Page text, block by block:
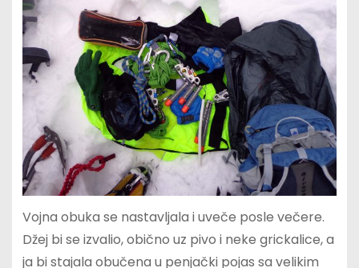
Vojna obuka se nastavljala i uveče posle večere.
Džej bi se izvalio, obično uz pivo i neke grickalice, a
ja bi stajala obučena u penjački pojas sa velikim